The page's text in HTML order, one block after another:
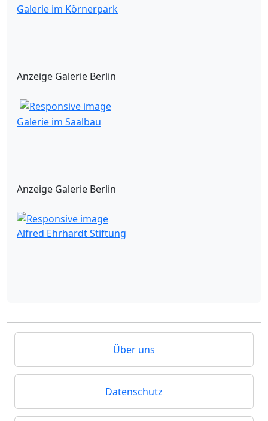
Galerie im Körnerpark
Anzeige Galerie Berlin
Galerie im Saalbau
Anzeige Galerie Berlin
Alfred Ehrhardt Stiftung
Über uns
Datenschutz